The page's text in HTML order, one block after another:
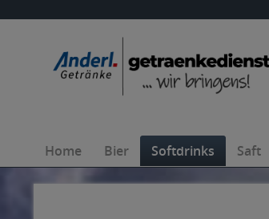
Home Bier Softdrinks Saft